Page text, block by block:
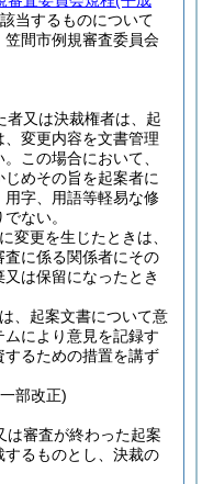
当するものについて
間市例規審査委員会
者又は決裁権者は、起
変更内容を文書管理
この場合において、
めその旨を起案者に
用字、用語等軽易な修
ない。
変更を生じたときは、
に係る関係者にその
又は保留になったとき
、起案文書について意
により意見を記録す
るための措置を講ず
部改正)
は審査が終わった起案
るものとし、決裁の